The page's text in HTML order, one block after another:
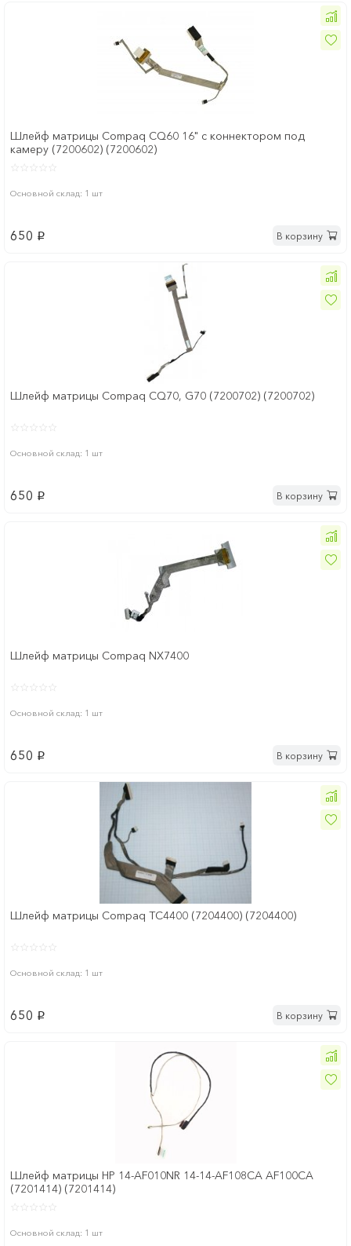
Шлейф матрицы Compaq CQ60 16" с коннектором под
камеру (7200602) (7200602)
Основной склад: 1 шт
650 p В корзину
Шлейф матрицы Compaq CQ70, G70 (7200702) (7200702)
Основной склад: 1 шт
650 p В корзину
Шлейф матрицы Compaq NX7400
Основной склад: 1 шт
650 p В корзину
Шлейф матрицы Compaq TC4400 (7204400) (7204400)
Основной склад: 1 шт
650 p В корзину
Шлейф матрицы HP 14-AF010NR 14-14-AF108CA AF100CA
(7201414) (7201414)
Основной склад: 1 шт